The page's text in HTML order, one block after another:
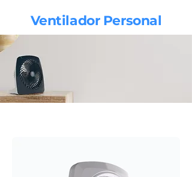
Ventilador Personal